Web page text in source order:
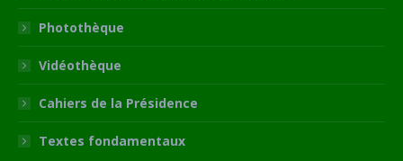
Photothèque
Vidéothèque
Cahiers de la Présidence
Textes fondamentaux